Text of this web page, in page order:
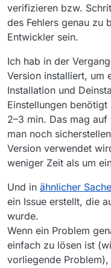
verifizieren bzw.
des Fehlers genau zu
Entwickler sein.
Ich hab in der
Version installiert, um
Installation und
Einstellungen
2–3 min. Das mag
man noch
Version verwendet
weniger Zeit als um
Und in ähnlicher Sache
ein Issue erstellt, die
wurde.
Wenn ein Problem
einfach zu lösen ist
vorliegende